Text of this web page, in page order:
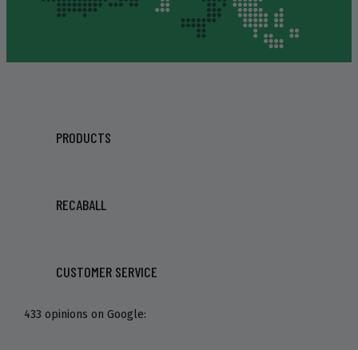
PRODUCTS
RECABALL
CUSTOMER SERVICE
433 opinions on Google: